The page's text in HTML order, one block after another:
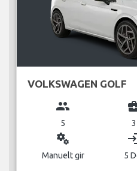
VOLKSWAGEN GOLF
group
5 3
miscellaneous_services
Manuelt gir 5